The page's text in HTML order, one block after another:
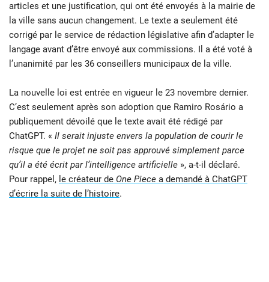
articles et une justification, qui ont été envoyés à la mairie de
la ville sans aucun changement. Le texte a seulement été
corrigé par le service de rédaction législative afin d’adapter le
langage avant d’être envoyé aux commissions. Il a été voté à
l’unanimité par les 36 conseillers municipaux de la ville.
La nouvelle loi est entrée en vigueur le 23 novembre dernier.
C’est seulement après son adoption que Ramiro Rosário a
publiquement dévoilé que le texte avait été rédigé par
ChatGPT. « Il serait injuste envers la population de courir le
risque que le projet ne soit pas approuvé simplement parce
qu’il a été écrit par l’intelligence artificielle », a-t-il déclaré.
Pour rappel, le créateur de One Piece a demandé à ChatGPT
d’écrire la suite de l’histoire.